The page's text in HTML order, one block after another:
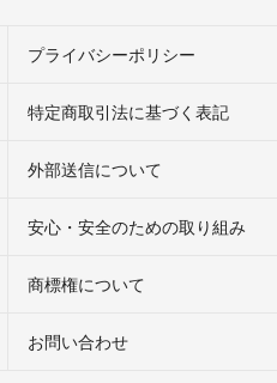
プライバシーポリシー
特定商取引法に基づく表記
外部送信について
安心・安全のための取り組み
商標権について
お問い合わせ